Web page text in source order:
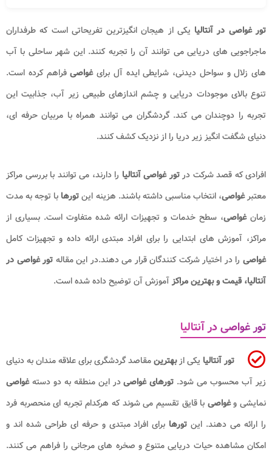
تور غواصی در آنتالیا یکی از هیجان انگیزترین تفریحاتی است که طرفداران
ماجراجویی های دریایی می توانند آن را تجربه کنند. این شهر ساحلی با آب
های زلال و سواحل دیدنی، شرایطی ایده آل برایغواصیفراهم کرده است.
تنوع بالای موجودات دریایی و چشم اندازهای طبیعی زیر آب، جذابیت این
تجربه را دوچندان می کند. گردشگران می توانند همراه با مربیان حرفه ای،
دنیای شگفت انگیز زیر دریا را از نزدیک کشف کنند.
افرادی که قصد شرکت درتور غواصی آنتالیا را دارند، می توانند با بررسی مراکز
معتبرغواصی، انتخاب مناسبی داشته باشند. هزینه اینتورها با توجه به مدت
زمانغواصی، سطح خدمات و تجهیزات ارائه شده متفاوت است. بسیاری از
مراکز، آموزش های ابتدایی را برای افراد مبتدی ارائه داده و تجهیزات کامل
غواصی را در اختیار شرکت کنندگان قرار می دهند.در این مقاله تور غواصی در
آنتالیا، قیمت و بهترین مراکزآموزش آن توضیح داده شده است.
تور غواصی در آنتالیا
تور آنتالیا یکی ازبهترینمقاصد گردشگری برای علاقه مندان به دنیای
زیر آب محسوب می شود. تورهای غواصیدر این منطقه به دو دستهغواصی
نمایشی وغواصی با قایق تقسیم می شوند که هرکدام تجربه ای منحصربه فرد
را ارائه می دهند. این تورها برای افراد مبتدی و حرفه ای طراحی شده اند و
امکان مشاهده حیات دریایی متنوع و صخره های مرجانی را فراهم می کنند.